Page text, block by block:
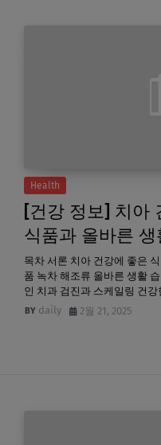
Health
[건강 정보] 치아
식품과 올바른
목차 서론 치아 건강에 좋은
품 녹차 해조류 올바른 생활
인 치과 검진과 스케일링 건
daily
2월 21, 2025